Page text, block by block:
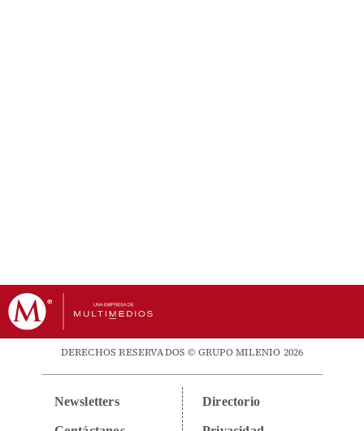
DERECHOS RESERVADOS © GRUPO MILENIO 2026
Newsletters Directorio